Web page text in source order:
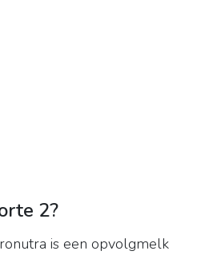
2?
is een opvolgmelk